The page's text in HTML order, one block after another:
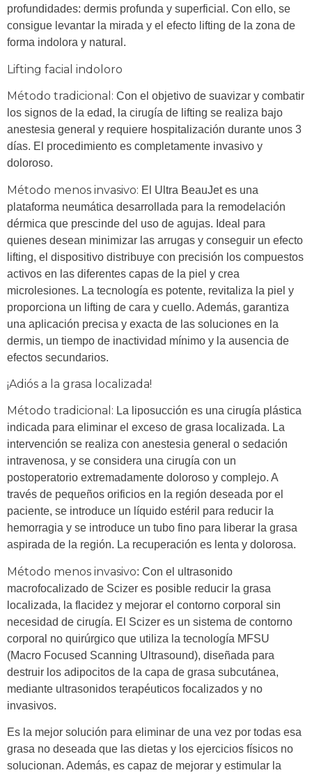
profundidades: dermis profunda y superficial. Con ello, se
consigue levantar la mirada y el efecto lifting de la zona de
forma indolora y natural.
Lifting facial indoloro
Método tradicional: Con el objetivo de suavizar y combatir
los signos de la edad, la cirugía de lifting se realiza bajo
anestesia general y requiere hospitalización durante unos 3
días. El procedimiento es completamente invasivo y
doloroso.
Método menos invasivo: El Ultra BeauJet es una
plataforma neumática desarrollada para la remodelación
dérmica que prescinde del uso de agujas. Ideal para
quienes desean minimizar las arrugas y conseguir un efecto
lifting, el dispositivo distribuye con precisión los compuestos
activos en las diferentes capas de la piel y crea
microlesiones. La tecnología es potente, revitaliza la piel y
proporciona un lifting de cara y cuello. Además, garantiza
una aplicación precisa y exacta de las soluciones en la
dermis, un tiempo de inactividad mínimo y la ausencia de
efectos secundarios.
¡Adiós a la grasa localizada!
Método tradicional: La liposucción es una cirugía plástica
indicada para eliminar el exceso de grasa localizada. La
intervención se realiza con anestesia general o sedación
intravenosa, y se considera una cirugía con un
postoperatorio extremadamente doloroso y complejo. A
través de pequeños orificios en la región deseada por el
paciente, se introduce un líquido estéril para reducir la
hemorragia y se introduce un tubo fino para liberar la grasa
aspirada de la región. La recuperación es lenta y dolorosa.
Método menos invasivo: Con el ultrasonido
macrofocalizado de Scizer es posible reducir la grasa
localizada, la flacidez y mejorar el contorno corporal sin
necesidad de cirugía. El Scizer es un sistema de contorno
corporal no quirúrgico que utiliza la tecnología MFSU
(Macro Focused Scanning Ultrasound), diseñada para
destruir los adipocitos de la capa de grasa subcutánea,
mediante ultrasonidos terapéuticos focalizados y no
invasivos.
Es la mejor solución para eliminar de una vez por todas esa
grasa no deseada que las dietas y los ejercicios físicos no
solucionan. Además, es capaz de mejorar y estimular la